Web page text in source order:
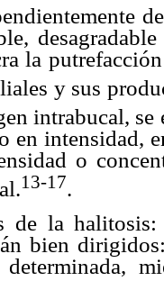
la
y sus
intrabucal, se
en intensidad,
o
13-17.
de la
bien